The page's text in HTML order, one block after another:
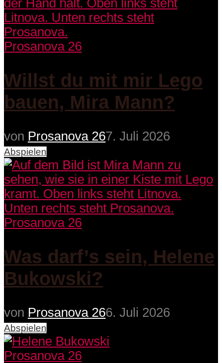
Prosanova 26
Willst du mit mir Lego
bauen, Mira Mann?
von Prosanova 267. Juli 2026
Abspielen
Prosanova 26
Was darf’s sein, Helene
Bukowski?
von Prosanova 266. Juli 2026
Abspielen
Prosanova 26